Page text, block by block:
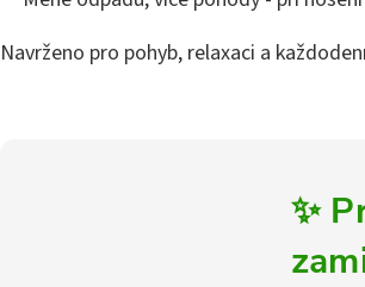
Navrženo pro pohyb, relaxaci a
✨